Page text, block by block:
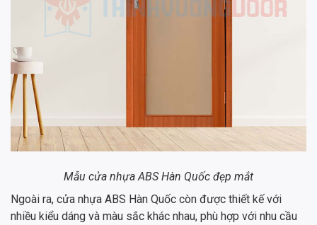
Mẫu cửa nhựa ABS Hàn Quốc đẹp mắt
Ngoài ra, cửa nhựa ABS Hàn Quốc còn được thiết kế với
nhiều kiểu dáng và màu sắc khác nhau, phù hợp với nhu cầu